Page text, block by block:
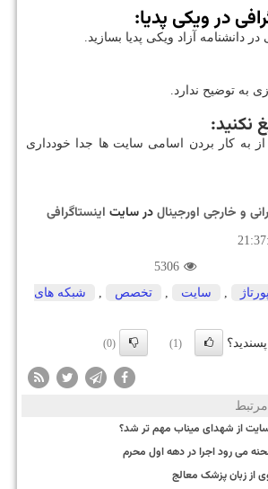
دانشنامه آزاد ویکی پدیا بسازید.
به توضیح ندارد.
به کار بردن اسامی سایت ها جدا خودداری
و خارجی اورجینالدر سایت اینستاگرافی
5306
, سایت , تخصص ,
شبكه های
(1)
(0)
از شهدای میناب مهم تر شد؟
می رود اجرا در دهه اول محرم
از زبان پزشک معالج